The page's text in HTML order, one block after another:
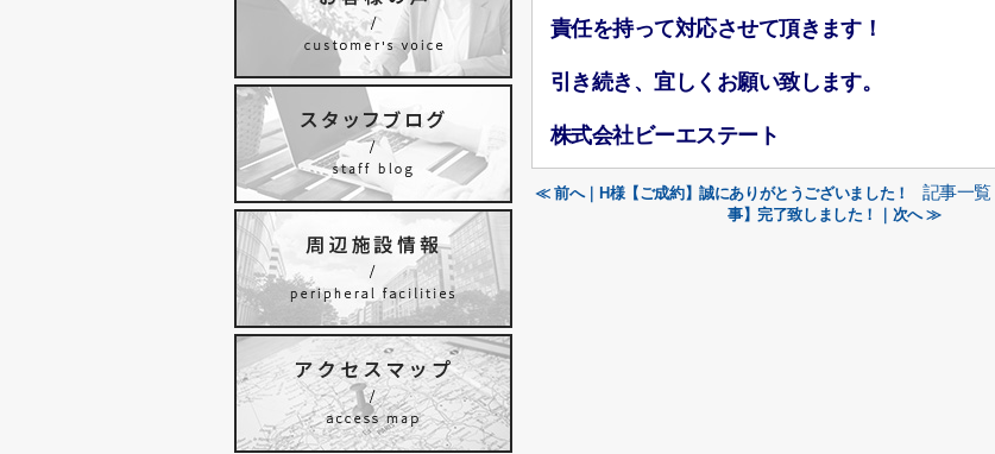
責任を持って対応させて頂きます！
引き続き、宜しくお願い致します。
株式会社ビーエステート
≪ 前へ｜H様【ご成約】誠にありがとうございました！ 記事一覧
事】完了致しました！｜次へ ≫